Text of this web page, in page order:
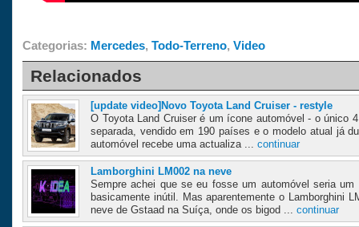
Categorias: Mercedes, Todo-Terreno, Video
Relacionados
[update video]Novo Toyota Land Cruiser - restyle
O Toyota Land Cruiser é um ícone automóvel - o único
separada, vendido em 190 países e o modelo atual já
automóvel recebe uma actualiza ... continuar
Lamborghini LM002 na neve
Sempre achei que se eu fosse um automóvel seria um
basicamente inútil. Mas aparentemente o Lamborghini
neve de Gstaad na Suíça, onde os bigod ... continuar